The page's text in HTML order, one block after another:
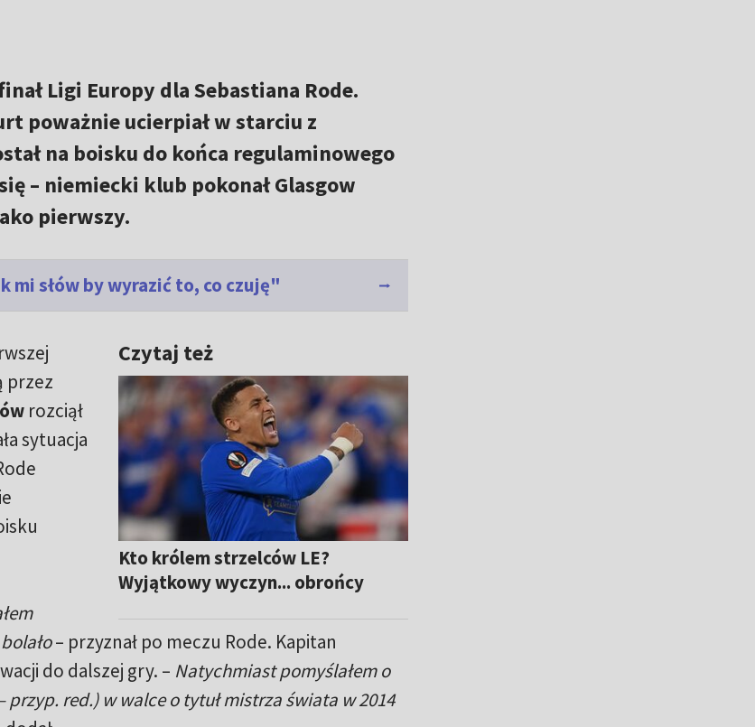
Ligi Europy dla Sebastiana Rode.
poważnie ucierpiał w starciu z
na boisku do końca regulaminowego
– niemiecki klub pokonał Glasgow
pierwszy.
mi słów by wyrazić to, co czuję"
Czytaj też
Kto królem strzelców LE?
Wyjątkowy wyczyn... obrońcy
przez
rozciął
sytuacja
– przyznał po meczu Rode. Kapitan
do dalszej gry. – Natychmiast pomyślałem o
red.) w walce o tytuł mistrza świata w 2014